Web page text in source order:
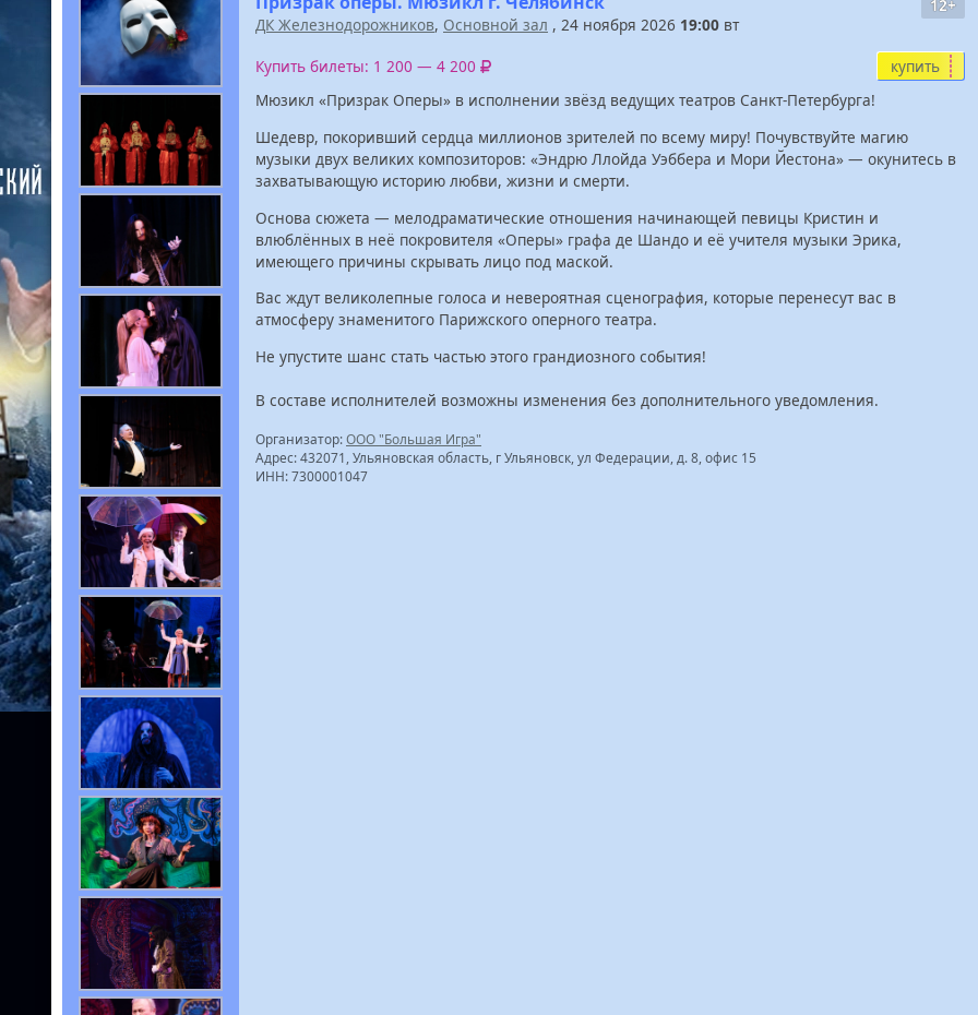
12+
ДК Железнодорожников, Основной зал , 24 ноября 2026 19:00 вт
Купить билеты: 1 200 — 4 200
купить
Мюзикл «Призрак Оперы» в исполнении звёзд ведущих театров Санкт-Петербурга!
Шедевр, покоривший сердца миллионов зрителей по всему миру! Почувствуйте магию
музыки двух великих композиторов: «Эндрю Ллойда Уэббера и Мори Йестона» — окунитесь в
захватывающую историю любви, жизни и смерти.
Основа сюжета — мелодраматические отношения начинающей певицы Кристин и
влюблённых в неё покровителя «Оперы» графа де Шандо и её учителя музыки Эрика,
имеющего причины скрывать лицо под маской.
Вас ждут великолепные голоса и невероятная сценография, которые перенесут вас в
атмосферу знаменитого Парижского оперного театра.
Не упустите шанс стать частью этого грандиозного события!
В составе исполнителей возможны изменения без дополнительного уведомления.
Организатор:ООО "Большая Игра"
Адрес: 432071, Ульяновская область, г Ульяновск, ул Федерации, д. 8, офис 15
ИНН: 7300001047